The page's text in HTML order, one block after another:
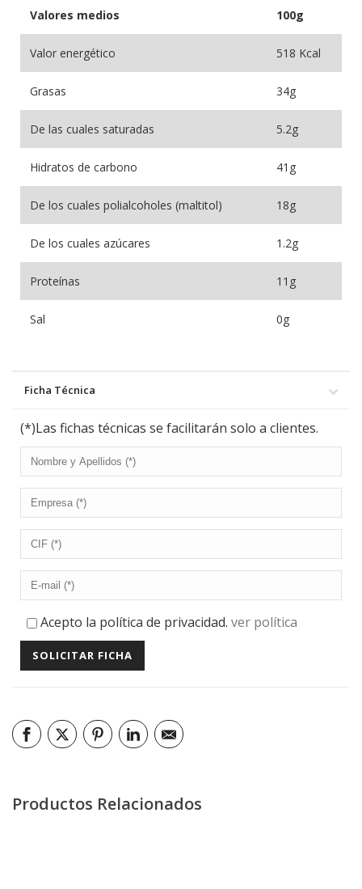
Valores medios 100g
Valor energético 518 Kcal
Grasas 34g
De las cuales saturadas 5.2g
Hidratos de carbono 41g
De los cuales polialcoholes (maltitol) 18g
De los cuales azúcares 1.2g
Proteínas 11g
Sal 0g
Ficha Técnica
(*)Las fichas técnicas se facilitarán solo a clientes.
Acepto la política de privacidad. ver política
Productos Relacionados